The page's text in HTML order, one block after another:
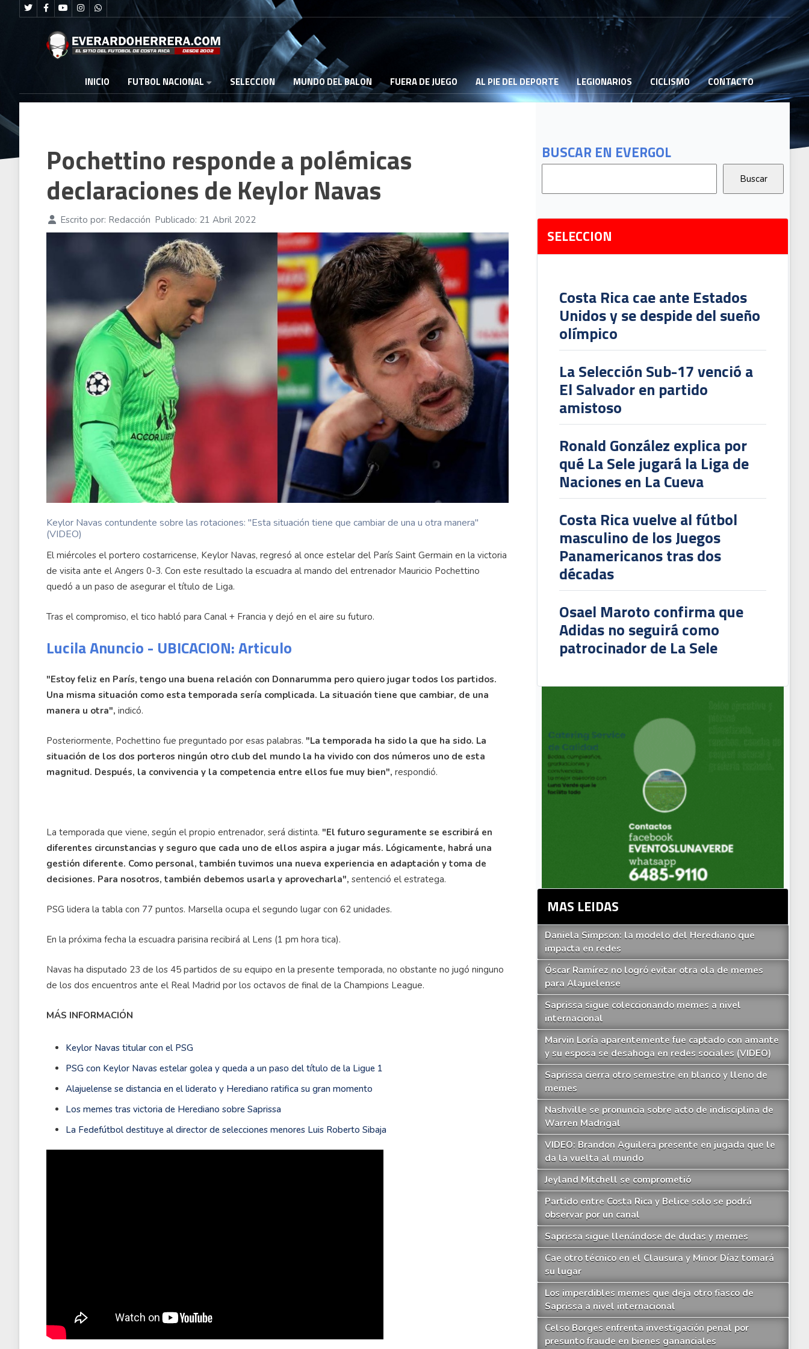
INICIO FUTBOL NACIONAL SELECCION MUNDO DEL BALON FUERA DE JUEGO AL PIE DEL DEPORTE LEGIONARIOS CICLISMO CONTACTO
BUSCAR EN EVERGOL
SELECCION
Costa Rica cae ante Estados
Unidos y se despide del sueño
olímpico
La Selección Sub-17 venció a
El Salvador en partido
amistoso
Ronald González explica por
qué La Sele jugará la Liga de
Naciones en La Cueva
Costa Rica vuelve al fútbol
masculino de los Juegos
Panamericanos tras dos
décadas
Osael Maroto confirma que
Adidas no seguirá como
patrocinador de La Sele
MAS LEIDAS
Daniela Simpson: la modelo del Herediano que
impacta en redes
Óscar Ramírez no logró evitar otra ola de memes
para Alajuelense
Saprissa sigue coleccionando memes a nivel
internacional
Marvin Loría aparentemente fue captado con amante
y su esposa se desahoga en redes sociales (VIDEO)
Saprissa cierra otro semestre en blanco y lleno de
memes
Nashville se pronuncia sobre acto de indisciplina de
Warren Madrigal
VIDEO: Brandon Aguilera presente en jugada que le
da la vuelta al mundo
Jeyland Mitchell se comprometió
Partido entre Costa Rica y Belice solo se podrá
observar por un canal
Saprissa sigue llenándose de dudas y memes
Cae otro técnico en el Clausura y Minor Díaz tomará
su lugar
Los imperdibles memes que deja otro fiasco de
Saprissa a nivel internacional
Celso Borges enfrenta investigación penal por
presunto fraude en bienes gananciales
Pochettino responde a polémicas
declaraciones de Keylor Navas
Escrito por: Redacción Publicado: 21 Abril 2022
Keylor Navas contundente sobre las rotaciones: "Esta situación tiene que cambiar de una u otra manera"
(VIDEO)
El miércoles el portero costarricense, Keylor Navas, regresó al once estelar del París Saint Germain en la victoria
de visita ante el Angers 0-3. Con este resultado la escuadra al mando del entrenador Mauricio Pochettino
quedó a un paso de asegurar el título de Liga.
Tras el compromiso, el tico habló para Canal + Francia y dejó en el aire su futuro.
Lucila Anuncio - UBICACION: Articulo
"Estoy feliz en París, tengo una buena relación con Donnarumma pero quiero jugar todos los partidos.
Una misma situación como esta temporada sería complicada. La situación tiene que cambiar, de una
manera u otra", indicó.
Posteriormente, Pochettino fue preguntado por esas palabras. "La temporada ha sido la que ha sido. La
situación de los dos porteros ningún otro club del mundo la ha vivido con dos números uno de esta
magnitud. Después, la convivencia y la competencia entre ellos fue muy bien", respondió.
La temporada que viene, según el propio entrenador, será distinta. "El futuro seguramente se escribirá en
diferentes circunstancias y seguro que cada uno de ellos aspira a jugar más. Lógicamente, habrá una
gestión diferente. Como personal, también tuvimos una nueva experiencia en adaptación y toma de
decisiones. Para nosotros, también debemos usarla y aprovecharla", sentenció el estratega.
PSG lidera la tabla con 77 puntos. Marsella ocupa el segundo lugar con 62 unidades.
En la próxima fecha la escuadra parisina recibirá al Lens (1 pm hora tica).
Navas ha disputado 23 de los 45 partidos de su equipo en la presente temporada, no obstante no jugó ninguno
de los dos encuentros ante el Real Madrid por los octavos de final de la Champions League.
MÁS INFORMACIÓN
Keylor Navas titular con el PSG
PSG con Keylor Navas estelar golea y queda a un paso del título de la Ligue 1
Alajuelense se distancia en el liderato y Herediano ratifica su gran momento
Los memes tras victoria de Herediano sobre Saprissa
La Fedefútbol destituye al director de selecciones menores Luis Roberto Sibaja